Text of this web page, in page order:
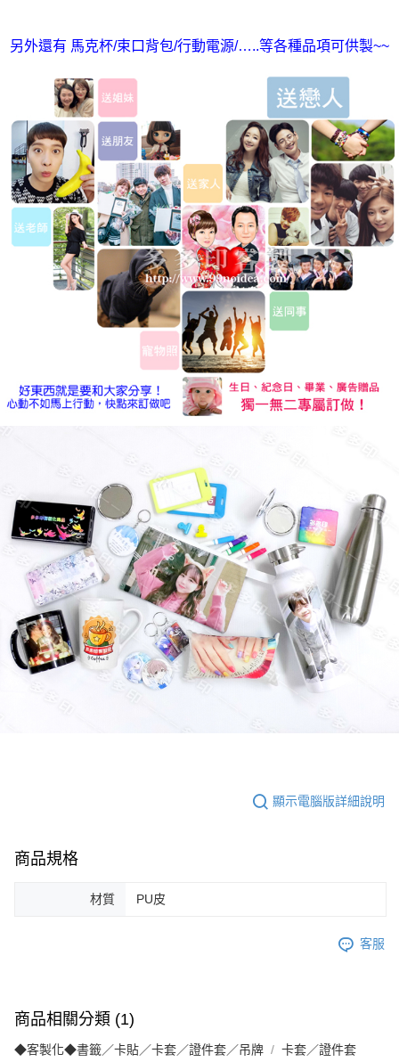
另外還有 馬克杯/束口背包/行動電源/…..等各種品項可供製~~
顯示電腦版詳細說明
商品規格
材質 PU皮
客服
商品相關分類 (1)
◆客製化◆書籤／卡貼／卡套／證件套／吊牌 卡套／證件套